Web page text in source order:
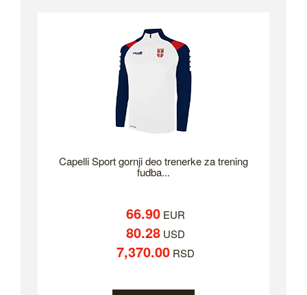
Capelli Sport gornji deo trenerke za trening
fudba...
66.90EUR
80.28USD
7,370.00RSD